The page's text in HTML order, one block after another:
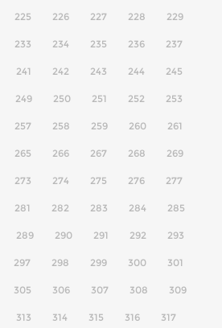
225 226 227 228 229
233 234 235 236 237
241 242 243 244 245
249 250 251 252 253
257 258 259 260 261
265 266 267 268 269
273 274 275 276 277
281 282 283 284 285
289 290 291 292 293
297 298 299 300 301
305 306 307 308 309
313 314 315 316 317